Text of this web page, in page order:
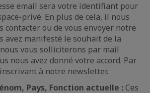
email sera votre identifiant pour
privé. En plus de cela, il nous
contacter ou de vous envoyer notre
avez manifesté le souhait de la
vous solliciterons par mail
nous avez donné votre accord. Par
à notre newsletter.
Pays, Fonction actuelle : Ces